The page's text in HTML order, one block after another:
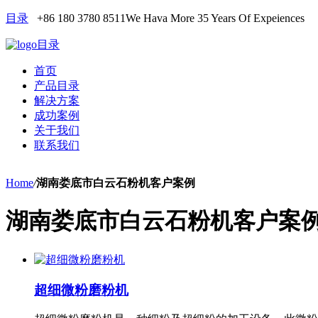
目录 +86 180 3780 8511We Hava More 35 Years Of Expeiences
目录
首页
产品目录
解决方案
成功案例
关于我们
联系我们
Home/湖南娄底市白云石粉机客户案例
湖南娄底市白云石粉机客户案
超细微粉磨粉机